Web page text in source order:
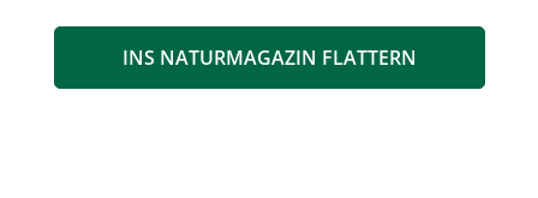
INS NATURMAGAZIN FLATTERN